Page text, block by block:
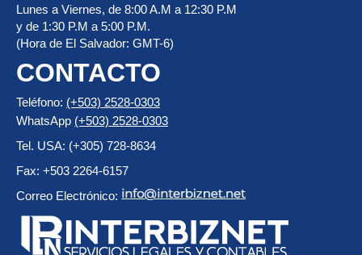
Lunes a Viernes, de 8:00 A.M a 12:30 P.M
y de 1:30 P.M a 5:00 P.M.
(Hora de El Salvador: GMT-6)
CONTACTO
Teléfono: (+503) 2528-0303
WhatsApp (+503) 2528-0303
Tel. USA: (+305) 728-8634
Fax: +503 2264-6157
Correo Electrónico: